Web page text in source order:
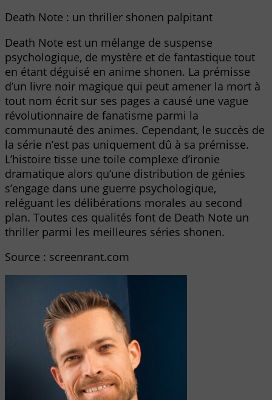
Death Note : un thriller shonen palpitant
Death Note est un mélange de suspense
psychologique, de mystère et de fantastique tout
en étant déguisé en anime shonen. La prémisse
d’un livre noir magique qui peut amener la mort à
tout nom écrit sur ses pages a causé une vague
révolutionnaire de fanatisme parmi la
communauté des animes. Cependant, le succès de
la série n’est pas uniquement dû à sa prémisse.
L’histoire tisse une toile complexe d’ironie
dramatique alors qu’une distribution de génies
s’engage dans une guerre psychologique,
reléguant les délibérations morales au second
plan. Toutes ces qualités font de Death Note un
thriller parmi les meilleures séries shonen.
Source : screenrant.com